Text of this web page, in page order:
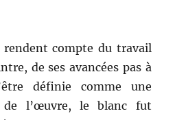
rendent compte du travail
de ses avancées pas à
définie comme une
de l’œuvre, le blanc fut